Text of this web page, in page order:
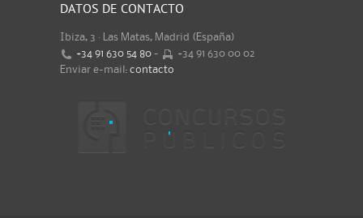
DATOS DE CONTACTO
Ibiza, 3 · Las Matas, Madrid (España)
+34 91 630 54 80 -
+34 91 630 00 02
Enviar e-mail: contacto